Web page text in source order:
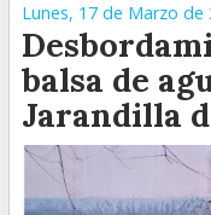
Lunes, 17 de Marzo de
balsa de
Jarandilla